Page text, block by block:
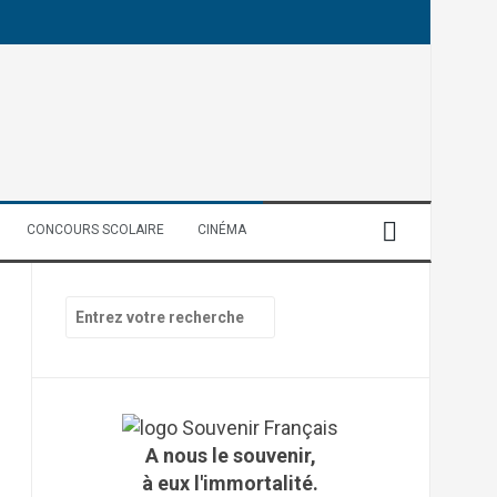
CONCOURS SCOLAIRE CINÉMA
A nous le souvenir,
à eux l'immortalité.